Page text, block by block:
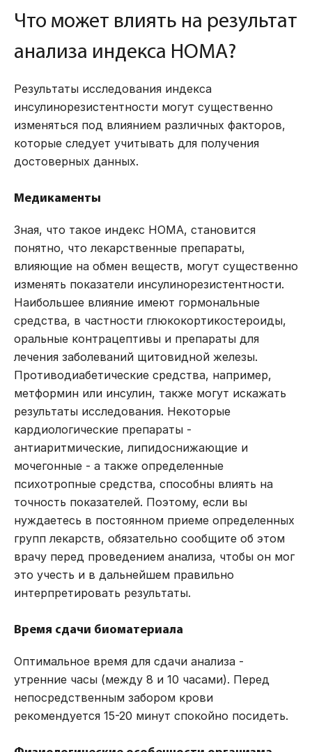
Что может влиять на результат
анализа индекса HOMA?
Результаты исследования индекса
инсулинорезистентности могут существенно
изменяться под влиянием различных факторов,
которые следует учитывать для получения
достоверных данных.
Медикаменты
Зная, что такое индекс HOMA, становится
понятно, что лекарственные препараты,
влияющие на обмен веществ, могут существенно
изменять показатели инсулинорезистентности.
Наибольшее влияние имеют гормональные
средства, в частности глюкокортикостероиды,
оральные контрацептивы и препараты для
лечения заболеваний щитовидной железы.
Противодиабетические средства, например,
метформин или инсулин, также могут искажать
результаты исследования. Некоторые
кардиологические препараты -
антиаритмические, липидоснижающие и
мочегонные - а также определенные
психотропные средства, способны влиять на
точность показателей. Поэтому, если вы
нуждаетесь в постоянном приеме определенных
групп лекарств, обязательно сообщите об этом
врачу перед проведением анализа, чтобы он мог
это учесть и в дальнейшем правильно
интерпретировать результаты.
Время сдачи биоматериала
Оптимальное время для сдачи анализа -
утренние часы (между 8 и 10 часами). Перед
непосредственным забором крови
рекомендуется 15-20 минут спокойно посидеть.